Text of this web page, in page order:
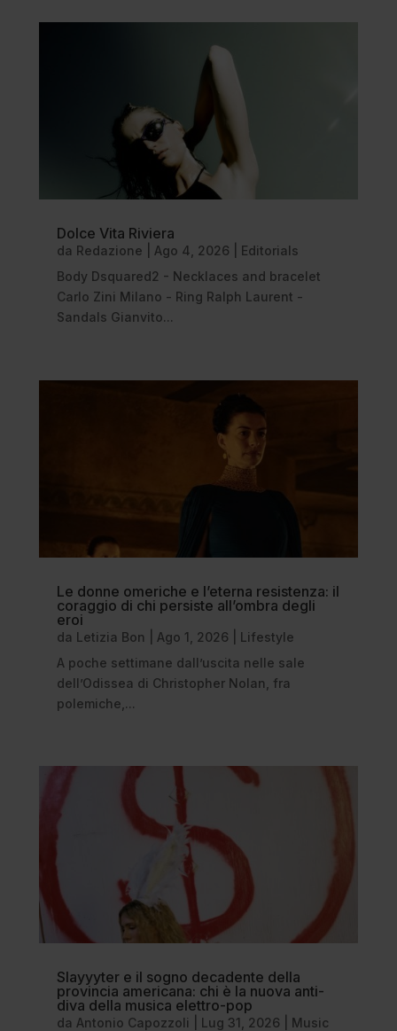
Dolce Vita Riviera
da Redazione Ago 4, 2026
Editorials
Body Dsquared2 - Necklaces and bracelet
Carlo Zini Milano - Ring Ralph Laurent -
Sandals Gianvito...
Le donne omeriche e l’eterna resistenza: il
coraggio di chi persiste all’ombra degli
eroi
da Letizia Bon Ago 1, 2026
Lifestyle
A poche settimane dall’uscita nelle sale
dell’Odissea di Christopher Nolan, fra
polemiche,...
Slayyyter e il sogno decadente della
provincia americana: chi è la nuova anti-
diva della musica elettro-pop
da Antonio Capozzoli Lug 31, 2026
Music